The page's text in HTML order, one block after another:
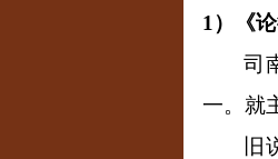
1 ）《
司
一。就
旧